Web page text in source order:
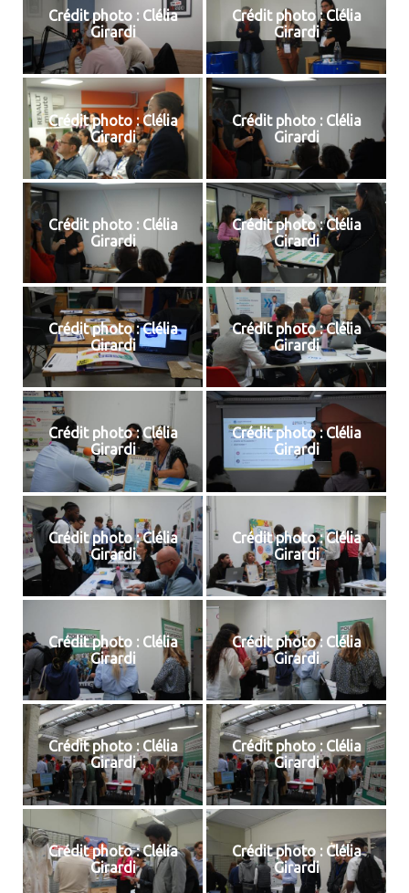
Crédit photo : Clélia
Girardi
Crédit photo : Clélia
Girardi
Crédit photo : Clélia
Girardi
Crédit photo : Clélia
Girardi
Crédit photo : Clélia
Girardi
Crédit photo : Clélia
Girardi
Crédit photo : Clélia
Girardi
Crédit photo : Clélia
Girardi
Crédit photo : Clélia
Girardi
Crédit photo : Clélia
Girardi
Crédit photo : Clélia
Girardi
Crédit photo : Clélia
Girardi
Crédit photo : Clélia
Girardi
Crédit photo : Clélia
Girardi
Crédit photo : Clélia
Girardi
Crédit photo : Clélia
Girardi
Crédit photo : Clélia
Girardi
Crédit photo : Clélia
Girardi